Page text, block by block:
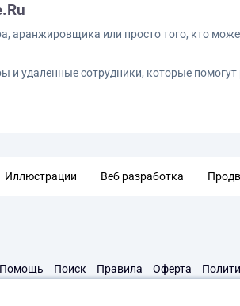
аранжировщика или просто того, кто
и удаленные сотрудники, которые
Иллюстрации Веб разработка
Помощь Поиск Правила Оферта